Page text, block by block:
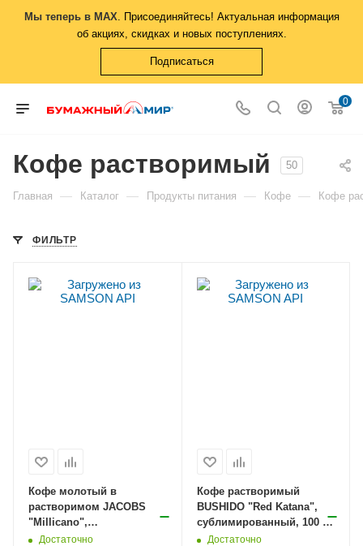
Мы теперь в MAX. Присоединяйтесь! Актуальная информация
об акциях, скидках и новых поступлениях.
Подписаться
0
Кофе растворимый 50
Главная — Каталог — Продукты питания — Кофе — Кофе
ФИЛЬТР
Кофе молотый в
растворимом JACOBS
"Millicano",
сублимированный, 120 г,
Достаточно
Кофе растворимый
BUSHIDO "Red Katana",
сублимированный, 100 г,
100% арабика,
Достаточно